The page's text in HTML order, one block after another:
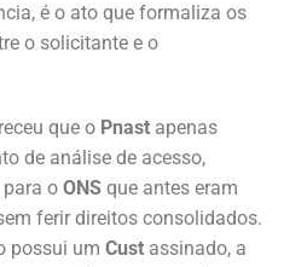
é o ato que formaliza os
o solicitante e o
que o Pnast apenas
de análise de acesso,
o ONS que antes eram
ferir direitos consolidados.
possui um Cust assinado, a